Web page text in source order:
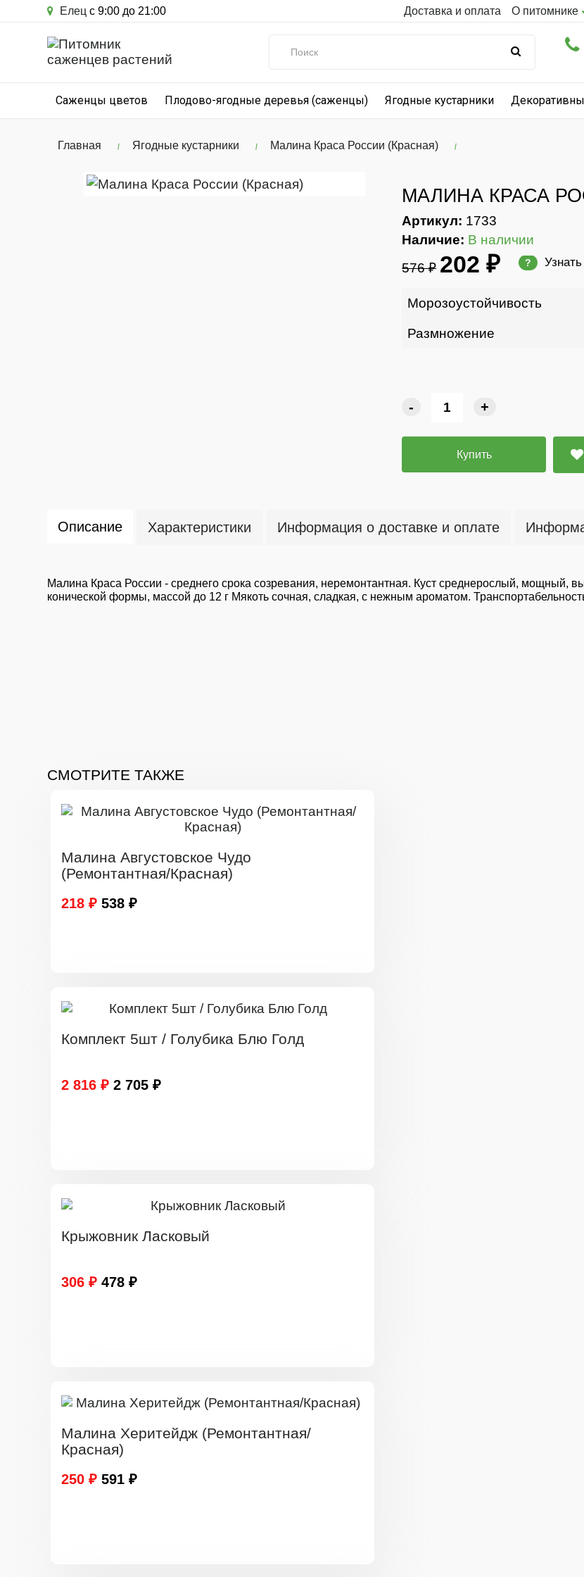
Елец с 9:00 до 21:00 Доставка и оплата О питомнике
Саженцы цветов Плодово-ягодные деревья (саженцы) Ягодные кустарники
Главная Ягодные кустарники Малина Краса России (Красная)
МАЛИНА КРАСА
Артикул: 1733
Наличие: В наличии
576 ₽ 202 ₽ ?
Морозоустойчивость
Размножение
- +
Купить
Описание Характеристики Информация о доставке и оплате
Малина Краса России - среднего срока созревания, неремонтантная. Куст среднерослый, мощный,
конической формы, массой до 12 г Мякоть сочная, сладкая, с нежным ароматом.
СМОТРИТЕ ТАКЖЕ
Малина Августовское Чудо
(Ремонтантная/Красная)
218 ₽ 538 ₽
Комплект 5шт / Голубика Блю Голд
2 816 ₽ 2 705 ₽
Крыжовник Ласковый
306 ₽ 478 ₽
Малина Херитейдж (Ремонтантная/
Красная)
250 ₽ 591 ₽